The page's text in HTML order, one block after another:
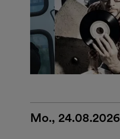
Mo., 24.08.2026